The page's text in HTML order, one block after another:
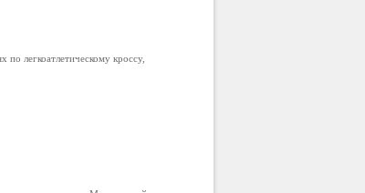
легкоатлетическому кроссу,